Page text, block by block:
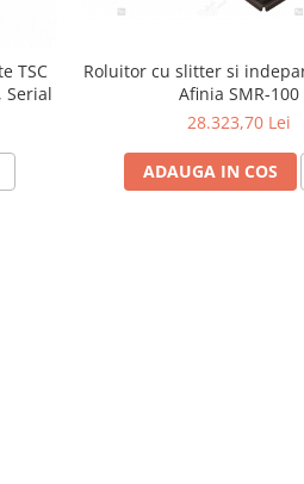
TSC
Serial
Roluitor cu slitter si
Afinia SMR-100
28.323,70 Lei
ADAUGA IN COS